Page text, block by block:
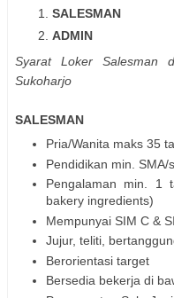
SALESMAN
ADMIN
Syarat Loker Salesman
Sukoharjo
SALESMAN
Pria/Wanita maks 35
Pendidikan min. SMA/
Pengalaman min. 1
bakery ingredients)
Mempunyai SIM C &
Jujur, teliti,
Berorientasi target
Bersedia bekerja di